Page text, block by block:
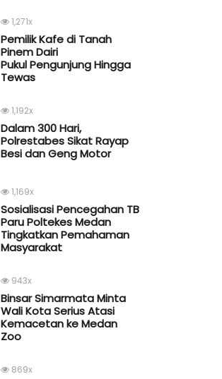
1,271x
Pemilik Kafe di Tanah
Pinem Dairi
Pukul Pengunjung Hingga
Tewas
1,192x
Dalam 300 Hari,
Polrestabes Sikat Rayap
Besi dan Geng Motor
1,169x
Sosialisasi Pencegahan TB
Paru Poltekes Medan
Tingkatkan Pemahaman
Masyarakat
943x
Binsar Simarmata Minta
Wali Kota Serius Atasi
Kemacetan ke Medan
Zoo
869x